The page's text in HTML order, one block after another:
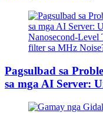
Pagsulbad sa
sa mga AI Server: